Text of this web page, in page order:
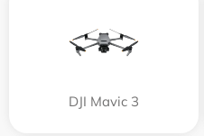
DJI Mavic 3